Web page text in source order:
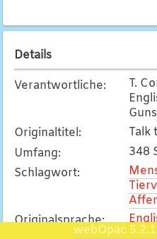
Details
Verantwortliche:
T.
Originaltitel:
Talk
Umfang:
348
Schlagwort:
Originalsprache:
webOpac